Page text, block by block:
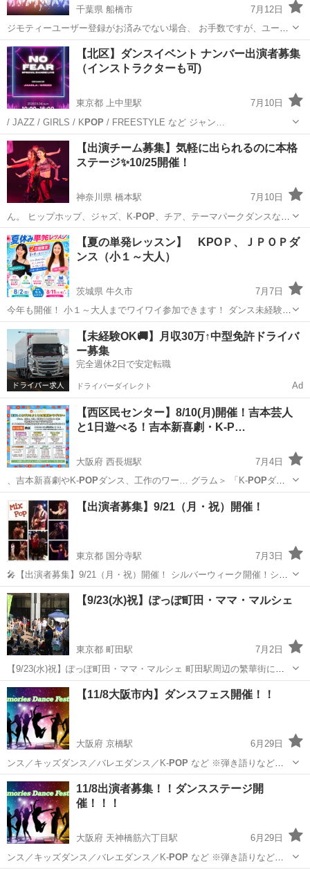
千葉県 船橋市
7月12日
ジモティーユーザー登録がお済みでない場合、 お手数ですが、ユーザ
ー登録をお願い致します。 ※最後まで、お読みいただきますよう、お
願い申し上げます。 殺処分ゼロを目指して! 動物愛護チャリティー
コンサート ...
千葉 船橋市 コンサート/ショー 動物愛護
【北区】ダンスイベント ナンバー出演者募集
（インストラクターも可)
東京都 上中里駅
7月10日
/ JAZZ / GIRLS / K POP / FREESTYLE など ジャン…
東京 北区 上中里駅 コンサート/ショー 公民館
【出演チーム募集】気軽に出られるのに本格
ステージ✨10/25開催！
神奈川県 橋本駅
7月10日
ん。 ヒップホップ、ジャズ、K-POP 、チア、テーマパークダンスな
ど、さまざ…
神奈川 相模原市 橋本駅 地域/お祭り
【夏の単発レッスン】 KPOＰ、ＪＰＯＰダ
ンス（小１～大人）
茨城県 牛久市
7月7日
今年も開催！ 小１～大人までワイワイ参加できます！ ダンス未経験さ
ん対象なので、ゆっくりゆっくり！ お友達やご家族とぜひ！ もちろ
ん、お一人でも安心！ ✨ 夏休み、1回だけダンスしてみませんか？ ✨
🌻 ...
茨城 牛久市 ワークショップ スタジオ
【未経験OK🚚】月収30万↑中型免許ドライバ
ー募集
完全週休2日で安定転職
ドライバーダイレクト Ad
【西区民センター】8/10(月)開催！吉本芸人
と1日遊べる！吉本新喜劇・K-P…
大阪府 西長堀駅
7月4日
、吉本新喜劇やK-POPダンス、工作のワー… グラム＞ 「K-POPダン
スワークショッ… を務め、人気のK-POPの曲を使用して、ダ…
大阪 大阪市 西長堀駅 地域/お祭り
【出演者募集】9/21（月・祝）開催！
東京都 国分寺駅
7月3日
🎤【出演者募集】9/21（月・祝）開催！ シルバーウィーク開催！シン
ガーイベント「MixPop」出演者募集中！ 東京・国分寺のライブハウ
ス Morgana では、2026年9月21日（月・祝）開催のシンガー系オ...
東京 国分寺市 国分寺駅 コンサート/ショー
ライブハウス
【9/23(水)祝】ぽっぽ町田・ママ・マルシェ
東京都 町田駅
7月2日
【9/23(水)祝】ぽっぽ町田・ママ・マルシェ 町田駅周辺の繁華街に位
置する「ぽっぽ町田」にて「ママ・マルシェ」開催♪ ママと子どもた
ちが一緒に「楽しい！」を体験して頂く「ママ・マルシェ」は、ママ
のためのマルシェ...
東京 町田市 町田駅 フリーマーケット ママ
【11/8大阪市内】ダンスフェス開催！！
大阪府 京橋駅
6月29日
ンス／キッズダンス／バレエダンス／K-POP など ※弾き語りなど、
音楽系の出演も…
大阪 大阪市 京橋駅 コンサート/ショー ダンスフェス
11/8出演者募集！！ダンスステージ開
催！！！
大阪府 天神橋筋六丁目駅
6月29日
ンス／キッズダンス／バレエダンス／K-POP など ※弾き語りなど、